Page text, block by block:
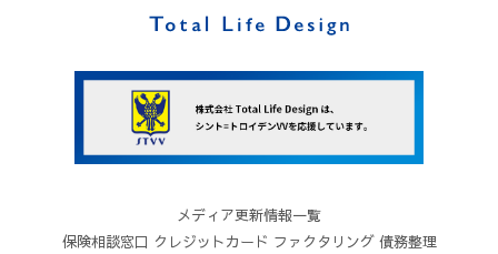
メディア更新情報一覧
保険相談窓口 クレジットカード ファクタリング 債務整理